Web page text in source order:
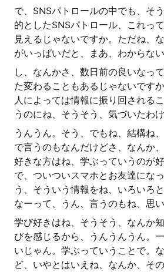
で、SNSパトロールの中でも、そ
的としたSNSパトロール、これっ
見えるじゃないですか。ただね、
がいっぱいだと、まあ、わからな
し、なんかさ、数日前の良いなっ
た変わることもあるじゃないです
人によっては情報に振り回される
うのにね、そうそう、気づいたわ
うんうん。そう、でもね、結構ね
で言うのもなんだけどさ、なんか
好きな方はね、学ぶっていうのが
で、ついついスマホとお友達にな
う、そういう情報をね、いろいろ
なーって、うん、言うのもね、思い
学び好きはね、そうそう、なんか
びを感じるから、うんうんうん。
いじゃん。学ぶっていうことで。
ど、いやとはいえね、なんか、そ